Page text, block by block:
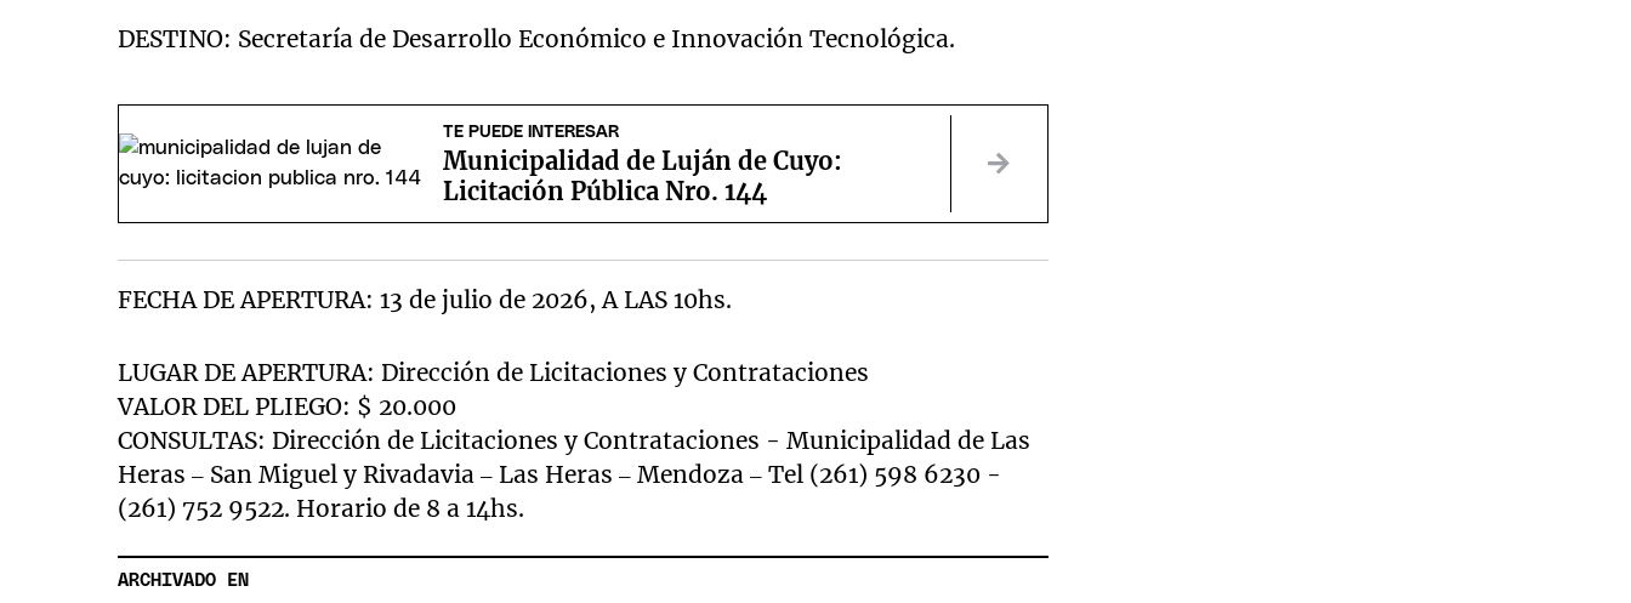
DESTINO: Secretaría de Desarrollo Económico e Innovación Tecnológica.
TE PUEDE INTERESAR
Municipalidad de Luján de Cuyo:
Licitación Pública Nro. 144
FECHA DE APERTURA: 13 de julio de 2026, A LAS 10hs.
LUGAR DE APERTURA: Dirección de Licitaciones y Contrataciones
VALOR DEL PLIEGO: $ 20.000
CONSULTAS: Dirección de Licitaciones y Contrataciones - Municipalidad de Las
Heras – San Miguel y Rivadavia – Las Heras – Mendoza – Tel (261) 598 6230 -
(261) 752 9522. Horario de 8 a 14hs.
ARCHIVADO EN